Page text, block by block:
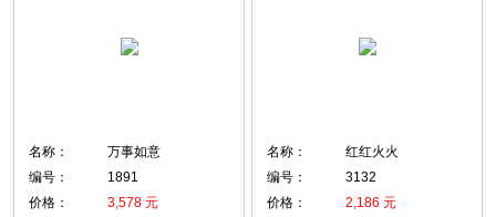
名称：
万事如意
编号：
1891
价格：
3,578 元
名称：
红红火火
编号：
3132
价格：
2,186 元